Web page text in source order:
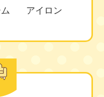
アイロン